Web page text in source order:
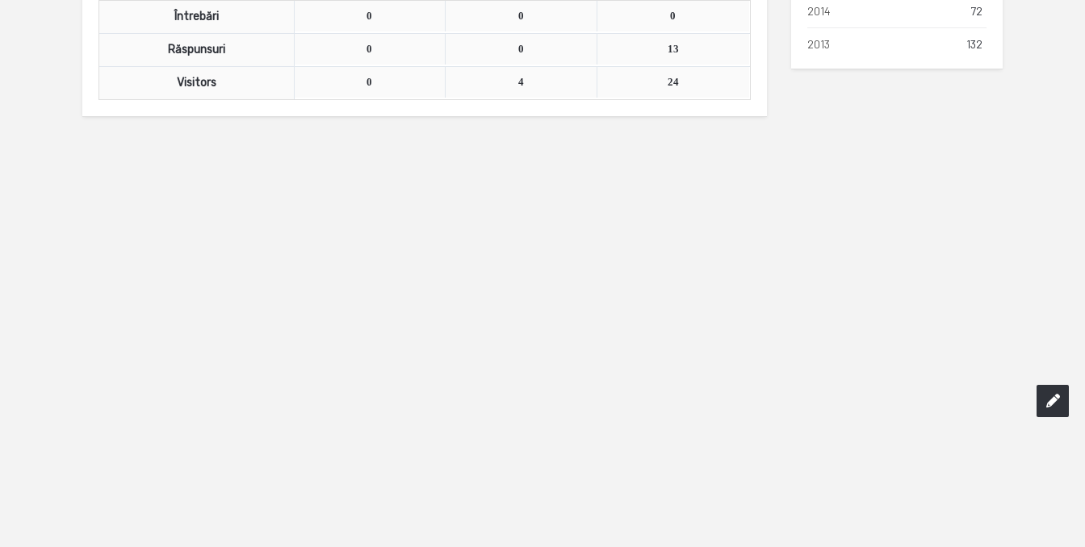
Întrebări 0 0 0
Răspunsuri 0 0 13
Visitors 0 4 24
2014 72
2013 132